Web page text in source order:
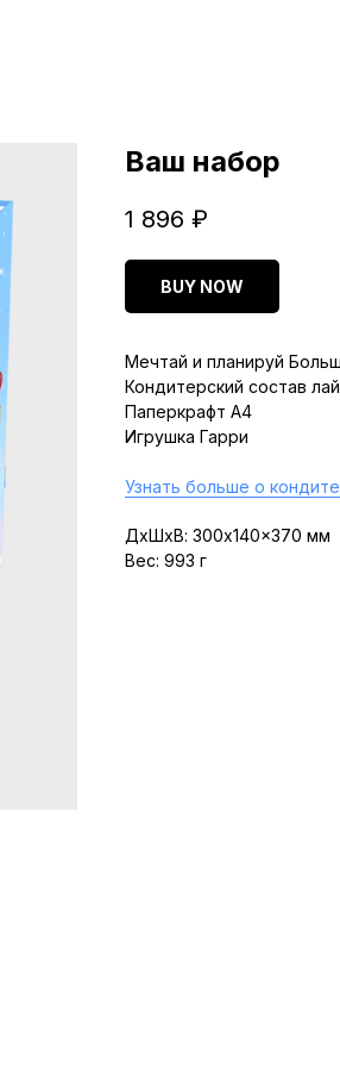
Ваш набор
1 896 ₽
BUY NOW
Мечтай и планируй
Кондитерский состав
Паперкрафт A4
Игрушка Гарри
Узнать больше о
ДxШxВ: 300x140x370 мм
Вес: 993 г